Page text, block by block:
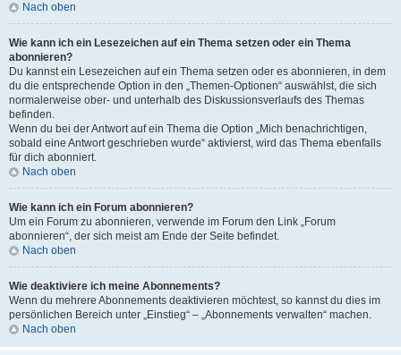
Nach oben
Wie kann ich ein Lesezeichen auf ein Thema setzen oder ein Thema
abonnieren?
Du kannst ein Lesezeichen auf ein Thema setzen oder es abonnieren, in dem
du die entsprechende Option in den „Themen-Optionen“ auswählst, die sich
normalerweise ober- und unterhalb des Diskussionsverlaufs des Themas
befinden.
Wenn du bei der Antwort auf ein Thema die Option „Mich benachrichtigen,
sobald eine Antwort geschrieben wurde“ aktivierst, wird das Thema ebenfalls
für dich abonniert.
Nach oben
Wie kann ich ein Forum abonnieren?
Um ein Forum zu abonnieren, verwende im Forum den Link „Forum
abonnieren“, der sich meist am Ende der Seite befindet.
Nach oben
Wie deaktiviere ich meine Abonnements?
Wenn du mehrere Abonnements deaktivieren möchtest, so kannst du dies im
persönlichen Bereich unter „Einstieg“ – „Abonnements verwalten“ machen.
Nach oben